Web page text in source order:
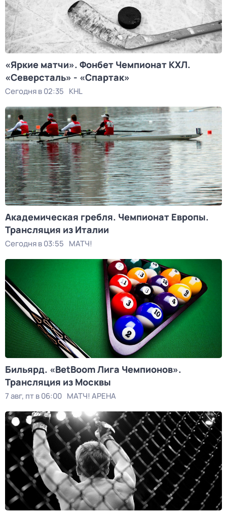
«Яркие матчи». Фонбет Чемпионат КХЛ.
«Северсталь» - «Спартак»
Сегодня в 02:35 KHL
Академическая гребля. Чемпионат Европы.
Трансляция из Италии
Сегодня в 03:55 МАТЧ!
Бильярд. «BetBoom Лига Чемпионов».
Трансляция из Москвы
7 авг, пт в 06:00 МАТЧ! АРЕНА